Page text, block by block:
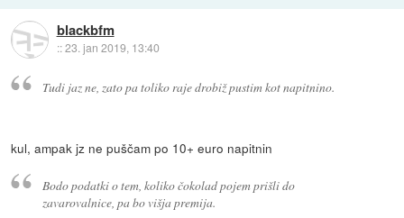
blackbfm
::23. jan 2019, 13:40
Tudi jaz ne, zato pa toliko raje drobiž pustim kot napitnino.
kul, ampak jz ne puščam po 10+ euro napitnin
Bodo podatki o tem, koliko čokolad pojem prišli do
zavarovalnice, pa bo višja premija.